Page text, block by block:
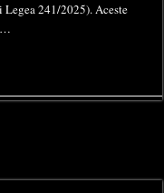
241/2025). Aceste
…